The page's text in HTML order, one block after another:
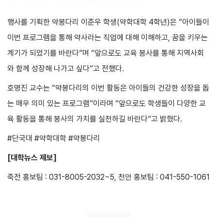
행사를 기획한 약봉다리 이준우 학생(약학대학 4학년)은 “아이들이
이번 프로그램을 통해 약사라는 직업에 대해 이해하고, 꿈을 키우는
계기가 되었기를 바란다”며 “앞으로도 교육 봉사를 통해 지역사회
와 함께 성장해 나가고 싶다”고 전했다.
호명진 교수는 “약봉다리의 이번 활동은 아이들의 건강한 성장을 돕
는 매우 의미 있는 프로그램”이라며 “앞으로도 학생들이 다양한 교
육 활동을 통해 봉사의 가치를 실천하길 바란다”고 밝혔다.
#단국대 #약학대학 #약봉다리
[대학뉴스 제보]
죽전 홍보팀 : 031-8005-2032~5, 천안 홍보팀 : 041-550-1061